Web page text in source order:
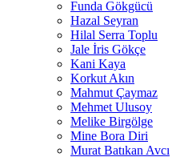
Funda Gökgücü
Hazal Seyran
Hilal Serra Toplu
Jale İris Gökçe
Kani Kaya
Korkut Akın
Mahmut Çaymaz
Mehmet Ulusoy
Melike Birgölge
Mine Bora Diri
Murat Batıkan Avcı